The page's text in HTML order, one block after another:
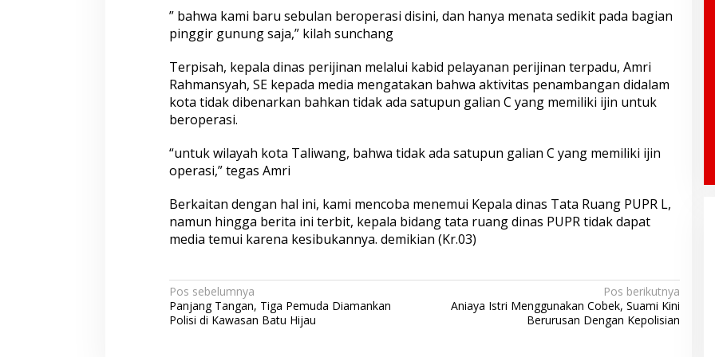
” bahwa kami baru sebulan beroperasi disini, dan hanya menata sedikit pada bagian
pinggir gunung saja,” kilah sunchang
Terpisah, kepala dinas perijinan melalui kabid pelayanan perijinan terpadu, Amri
Rahmansyah, SE kepada media mengatakan bahwa aktivitas penambangan didalam
kota tidak dibenarkan bahkan tidak ada satupun galian C yang memiliki ijin untuk
beroperasi.
“untuk wilayah kota Taliwang, bahwa tidak ada satupun galian C yang memiliki ijin
operasi,” tegas Amri
Berkaitan dengan hal ini, kami mencoba menemui Kepala dinas Tata Ruang PUPR L,
namun hingga berita ini terbit, kepala bidang tata ruang dinas PUPR tidak dapat
media temui karena kesibukannya. demikian (Kr.03)
N
a
Pos sebelumnya
Panjang Tangan, Tiga Pemuda Diamankan
Polisi di Kawasan Batu Hijau
Pos berikutnya
Aniaya Istri Menggunakan Cobek, Suami Kini
Berurusan Dengan Kepolisian